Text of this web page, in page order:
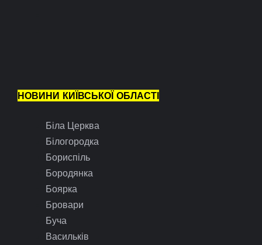
НОВИНИ КИЇВСЬКОЇ ОБЛАСТІ
Біла Церква
Білогородка
Бориспіль
Бородянка
Боярка
Бровари
Буча
Васильків